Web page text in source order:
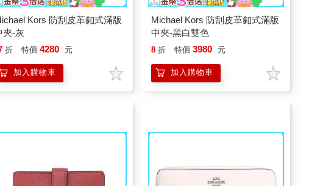
Kors 防刮皮革釦式滿版
夾-灰
折 特價 4280 元
加入購物車
Michael Kors 防刮皮革釦式滿版
中夾-黑白雙色
8 折 特價 3980 元
加入購物車